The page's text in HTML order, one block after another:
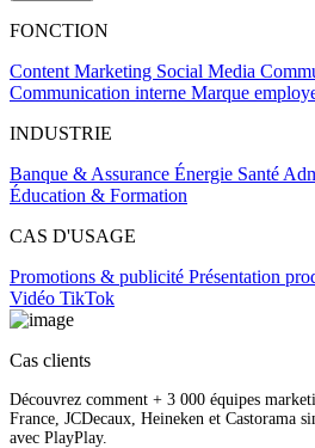
FONCTION
Content Marketing Social Media
Communication interne Marque
INDUSTRIE
Banque & Assurance Énergie Santé
Éducation & Formation
CAS D'USAGE
Promotions & publicité Présentation
Vidéo TikTok
Cas clients
Découvrez comment + 3 000 équipes
France, JCDecaux, Heineken et Castorama
avec PlayPlay.